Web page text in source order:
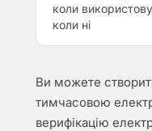
коли
коли ні
Ви можете
тимчасовою
верифікацію